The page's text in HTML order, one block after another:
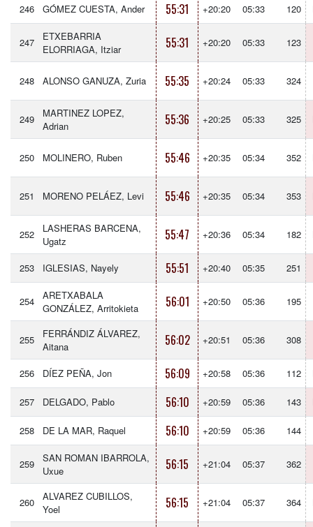
246 GÓMEZ CUESTA, Ander 55:31 +20:20 05:33 120
247
ETXEBARRIA
ELORRIAGA, Itziar
55:31 +20:20 05:33 123
248 ALONSO GANUZA, Zuria 55:35 +20:24 05:33 324
249
MARTINEZ LOPEZ,
Adrian
55:36 +20:25 05:33 325
250 MOLINERO, Ruben 55:46 +20:35 05:34 352
251 MORENO PELÁEZ, Levi 55:46 +20:35 05:34 353
252
LASHERAS BARCENA,
Ugatz
55:47 +20:36 05:34 182
253 IGLESIAS, Nayely 55:51 +20:40 05:35 251
254
ARETXABALA
GONZÁLEZ, Arritokieta
56:01 +20:50 05:36 195
255
FERRÁNDIZ ÁLVAREZ,
Aitana
56:02 +20:51 05:36 308
256 DÍEZ PEÑA, Jon 56:09 +20:58 05:36 112
257 DELGADO, Pablo 56:10 +20:59 05:36 143
258 DE LA MAR, Raquel 56:10 +20:59 05:36 144
259
SAN ROMAN IBARROLA,
Uxue
56:15 +21:04 05:37 362
260
ALVAREZ CUBILLOS,
Yoel
56:15 +21:04 05:37 364